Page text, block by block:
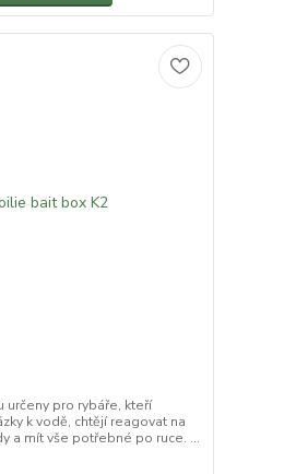
určeny pro rybáře, kteří
k vodě, chtějí reagovat na
a mít vše potřebné po ruce. ...